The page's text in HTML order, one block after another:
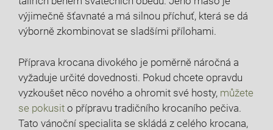
výjimečně šťavnaté a má silnou příchuť, která se dá
výborně zkombinovat se sladšími přílohami.
Příprava krocana divokého je poměrně náročná a
vyžaduje určité dovednosti. Pokud chcete opravdu
vyzkoušet něco nového a ohromit své hosty, můžete
se pokusit o přípravu tradičního krocaního pečiva.
Tato vánoční specialita se skládá z celého krocana,